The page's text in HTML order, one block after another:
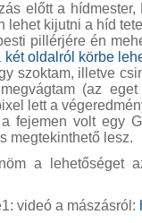
előtt a
lehet kijutni a híd
pillérjére én
két oldalról körbe
szoktam, illetve
(az
lett a
fejemen volt egy
megtekinthető lesz.
a lehetőséget
videó a mászásról: